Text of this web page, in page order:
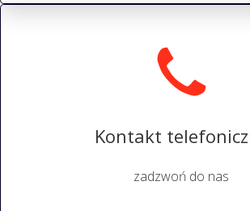
Kontakt
zadzwoń do nas